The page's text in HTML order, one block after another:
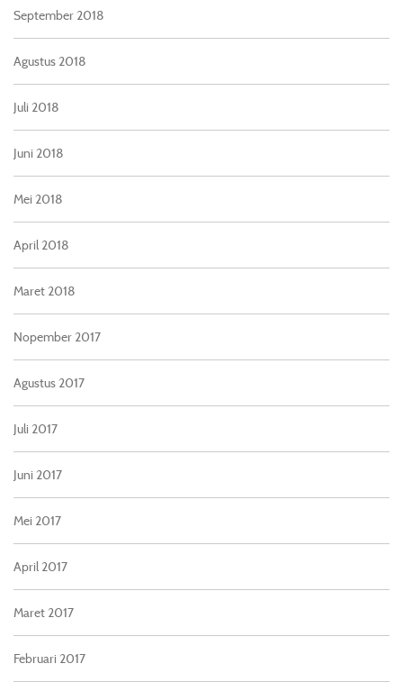
September 2018
Agustus 2018
Juli 2018
Juni 2018
Mei 2018
April 2018
Maret 2018
Nopember 2017
Agustus 2017
Juli 2017
Juni 2017
Mei 2017
April 2017
Maret 2017
Februari 2017